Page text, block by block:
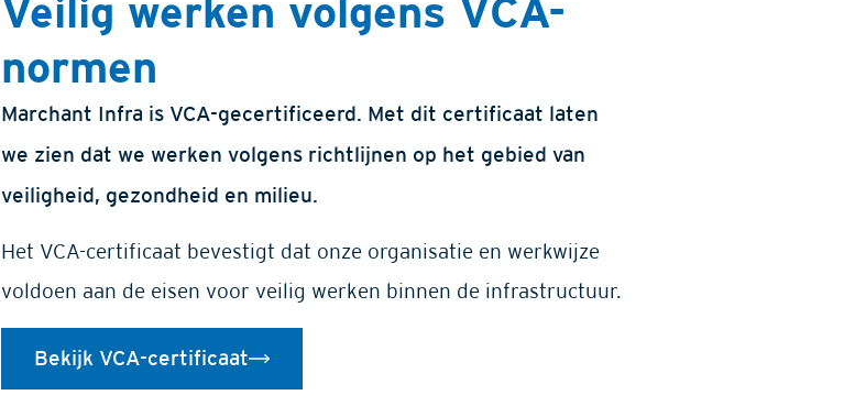
Veilig werken volgens VCA-
normen
Marchant Infra is VCA-gecertificeerd. Met dit certificaat laten
we zien dat we werken volgens richtlijnen op het gebied van
veiligheid, gezondheid en milieu.
Het VCA-certificaat bevestigt dat onze organisatie en werkwijze
voldoen aan de eisen voor veilig werken binnen de infrastructuur.
Bekijk VCA-certificaat